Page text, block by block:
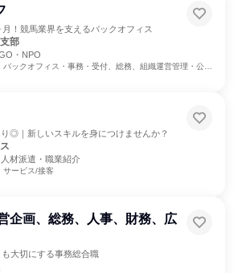
！競馬業界を支えるバックオフィス
部
・NPO
バックオフィス・事務・受付、総務、組織運営管理・公務員・事務系職種
◎｜新しいスキルを身につけませんか？
材派遣・職業紹介
サービス/接客
企画、総務、人事、財務、広
大切にする事務総合職